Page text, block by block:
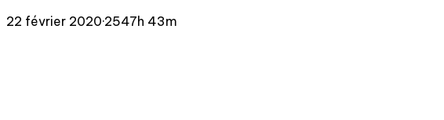
22 février 2020·2547h 43m